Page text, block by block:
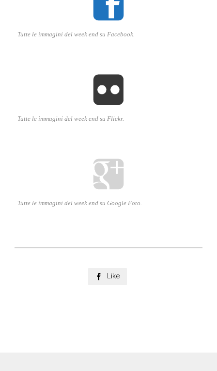
Tutte le immagini del week end su Facebook.

Tutte le immagini del week end su Flickr.

Tutte le immagini del week end su Google Foto.
 Like